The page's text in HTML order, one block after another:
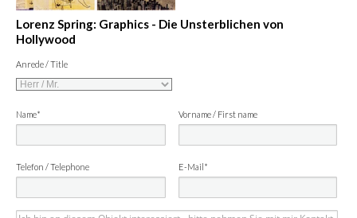
Lorenz Spring: Graphics - Die Unsterblichen von
Hollywood
Anrede / Title
Name* Vorname / First name
Telefon / Telephone E-Mail*